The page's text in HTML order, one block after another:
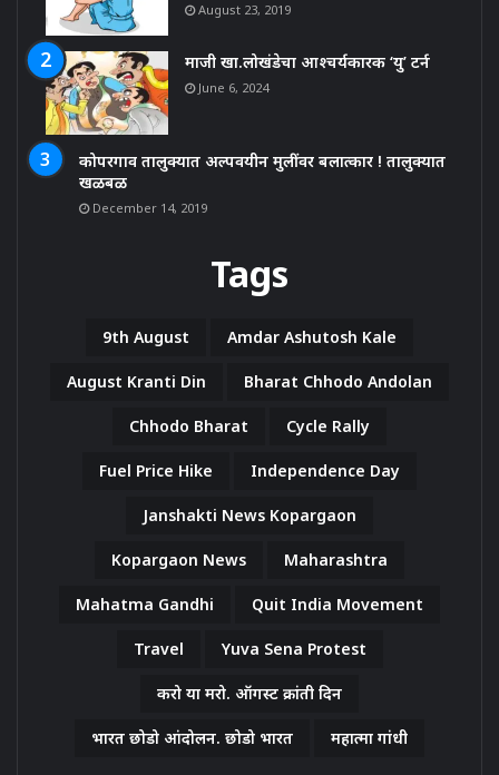
August 23, 2019
माजी खा.लोखंडेचा आश्चर्यकारक ‘यु’ टर्न
June 6, 2024
कोपरगाव तालुक्यात अल्पवयीन मुलींवर बलात्कार ! तालुक्यात
खळबळ
December 14, 2019
Tags
9th August Amdar Ashutosh Kale
August Kranti Din Bharat Chhodo Andolan
Chhodo Bharat Cycle Rally
Fuel Price Hike Independence Day
Janshakti News Kopargaon
Kopargaon News Maharashtra
Mahatma Gandhi Quit India Movement
Travel Yuva Sena Protest
करो या मरो. ऑगस्ट क्रांती दिन
भारत छोडो आंदोलन. छोडो भारत महात्मा गांधी